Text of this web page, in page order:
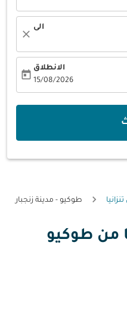
الى
close
الانطلاق
15/08/2026
today
طوكيو - مدينة زنجبار
من طوكيو
وجهة) أو التفاعل مع